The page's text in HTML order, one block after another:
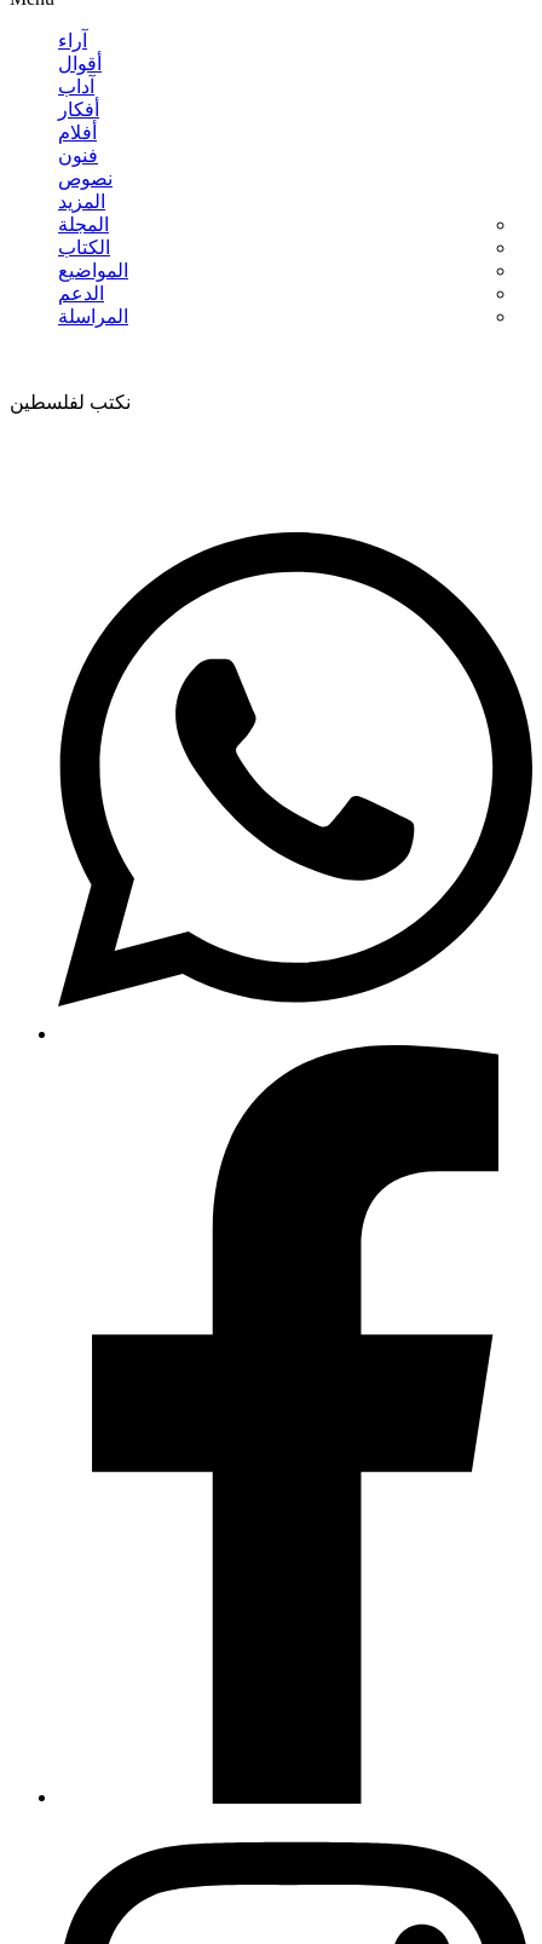
آراء
أقوال
آداب
أفكار
أفلام
فنون
نصوص
المزيد
المجلة
الكتاب
المواضيع
الدعم
المراسلة
نكتب لفلسطين